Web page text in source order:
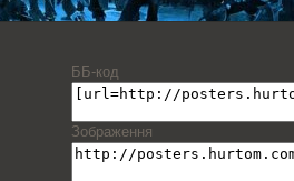
ББ-код
Зображення